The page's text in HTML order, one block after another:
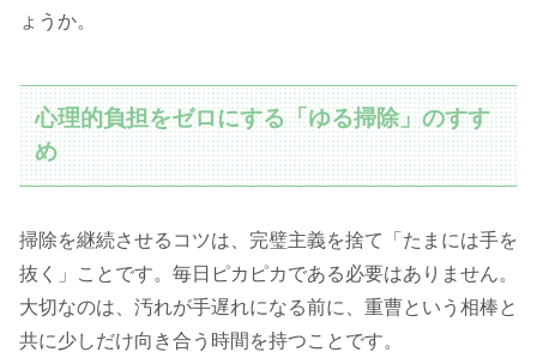
ょうか。
心理的負担をゼロにする「ゆる掃除」のすす
め
掃除を継続させるコツは、完璧主義を捨て「たまには手を
抜く」ことです。毎日ピカピカである必要はありません。
大切なのは、汚れが手遅れになる前に、重曹という相棒と
共に少しだけ向き合う時間を持つことです。